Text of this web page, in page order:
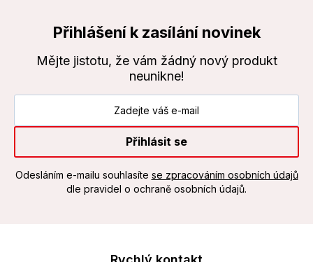
Přihlášení k zasílání novinek
Mějte jistotu, že vám žádný nový produkt
neunikne!
Přihlásit se
Odesláním e-mailu souhlasíte se zpracováním osobních údajů
dle pravidel o ochraně osobních údajů.